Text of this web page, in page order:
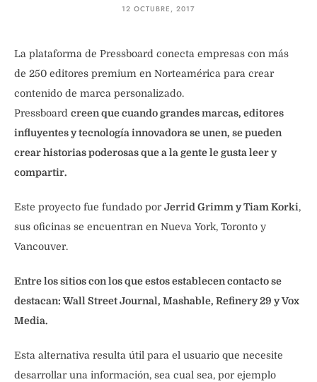
12 OCTUBRE, 2017
La plataforma de Pressboard conecta empresas con más
de 250 editores premium en Norteamérica para crear
contenido de marca personalizado.
Pressboard creen que cuando grandes marcas, editores
influyentes y tecnología innovadora se unen, se pueden
crear historias poderosas que a la gente le gusta leer y
compartir.
Este proyecto fue fundado porJerrid Grimm y Tiam Korki,
sus oficinas se encuentran en Nueva York, Toronto y
Vancouver.
Entre los sitios con los que estos establecen contacto se
destacan: Wall Street Journal, Mashable, Refinery 29 y Vox
Media.
Esta alternativa resulta útil para el usuario que necesite
desarrollar una información, sea cual sea, por ejemplo